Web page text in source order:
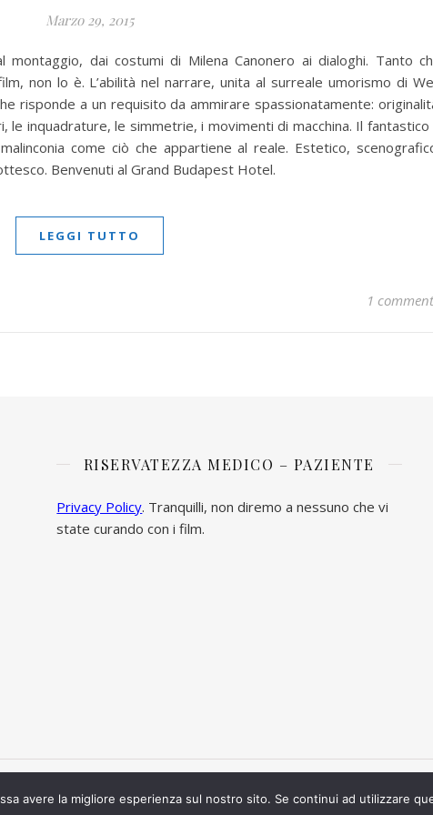
Marzo 29, 2015
montaggio, dai costumi di Milena Canonero ai dialoghi. Tanto
non lo è. L’abilità nel narrare, unita al surreale umorismo di
risponde a un requisito da ammirare spassionatamente:
le inquadrature, le simmetrie, i movimenti di macchina. Il fantastico
come ciò che appartiene al reale. Estetico,
Benvenuti al Grand Budapest Hotel.
LEGGI TUTTO
1
RISERVATEZZA MEDICO – PAZIENTE
Privacy Policy. Tranquilli, non diremo a nessuno che vi
state curando con i film.
avere la migliore esperienza sul nostro sito. Se continui ad utilizzare